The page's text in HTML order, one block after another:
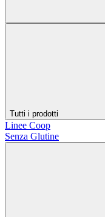
Tutti i prodotti
Linee Coop
Senza Glutine